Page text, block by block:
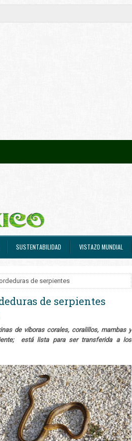
SUSTENTABILIDAD VISTAZO MUNDIAL
de serpientes
de serpientes
de víboras corales, coralillos, mambas y
está lista para ser transferida a los